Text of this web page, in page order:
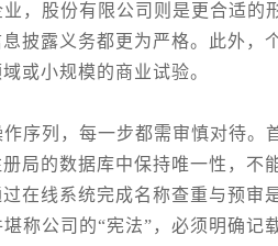
股份有限公司则是更合适的
披露义务都更为严格。此外，
或小规模的商业试验。
列，每一步都需审慎对待。
局的数据库中保持唯一性，不
在线系统完成名称查重与预审
公司的“宪法”，必须明确记